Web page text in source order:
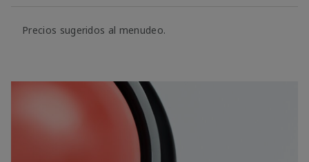
Precios sugeridos al menudeo.